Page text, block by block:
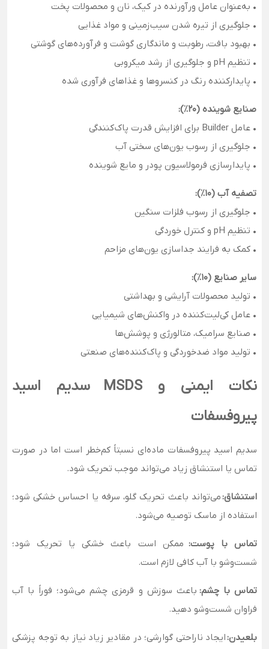
• به‌عنوان عامل ورآورنده در کیک، نان و محصولات پخت
• جلوگیری از تیره شدن سیب‌زمینی و مواد غذایی
• بهبود بافت، رطوبت و ماندگاری گوشت و فرآورده‌های گوشتی
• تنظیم pH و جلوگیری از رشد میکروبی
• پایدارکننده رنگ در کنسروها و غذاهای فرآوری شده
صنایع شوینده (20٪):
• عامل Builder برای افزایش قدرت پاک‌کنندگی
• جلوگیری از رسوب یون‌های سختی آب
• پایدارسازی فرمولاسیون پودر و مایع شوینده
تصفیه آب (10٪):
• جلوگیری از رسوب فلزات سنگین
• تنظیم pH و کنترل خوردگی
• کمک به فرایند جداسازی یون‌های مزاحم
سایر صنایع (10٪):
• تولید محصولات آرایشی و بهداشتی
• عامل کی‌لیت‌کننده در واکنش‌های شیمیایی
• صنایع سرامیک، متالورژی و پوشش‌ها
• تولید مواد ضدخوردگی و پاک‌کننده‌های صنعتی
نکات ایمنی و MSDS سدیم اسید
پیروفسفات
سدیم اسید پیروفسفات ماده‌ای نسبتاً کم‌خطر است اما در صورت
تماس یا استنشاق زیاد می‌تواند موجب تحریک شود.
استنشاق:می‌تواند باعث تحریک گلو، سرفه یا احساس خشکی شود؛
استفاده از ماسک توصیه می‌شود.
تماس با پوست: ممکن است باعث خشکی یا تحریک شود؛
شست‌وشو با آب کافی لازم است.
تماس با چشم: باعث سوزش و قرمزی چشم می‌شود؛ فوراً با آب
فراوان شست‌وشو دهید.
بلعیدن:ایجاد ناراحتی گوارشی؛ در مقادیر زیاد نیاز به توجه پزشکی